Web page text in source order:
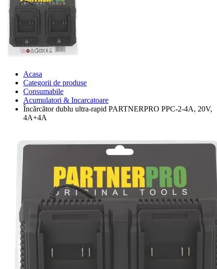
Acasa
Categorii de produse
Consumabile
Acumulatori & Incarcatoare
Încărcător dublu ultra-rapid PARTNERPRO PPC-2-4A, 20V,
4A+4A